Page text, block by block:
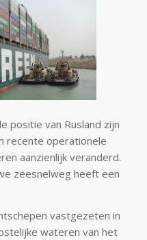
positie van Rusland zijn
recente operationele
aanzienlijk veranderd.
zeesnelweg heeft een
vastgezeten in
wateren van het